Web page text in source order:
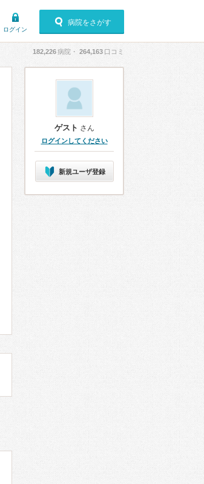
ログイン
病院をさがす
182,226病院・ 264,163 口コミ
ゲスト さん
ログインしてください
新規ユーザ登録